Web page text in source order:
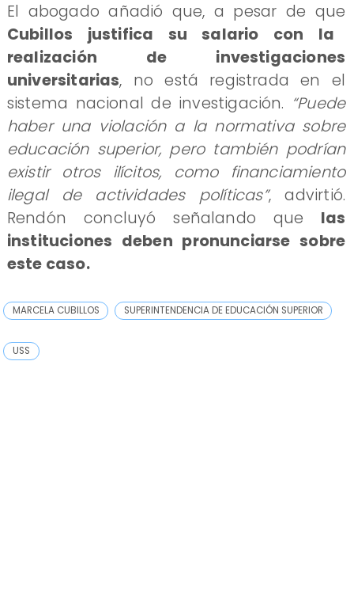
El abogado añadió que, a pesar de que
Cubillos justifica su salario con la
realización de investigaciones
universitarias, no está registrada en el
sistema nacional de investigación. “Puede
haber una violación a la normativa sobre
educación superior, pero también podrían
existir otros ilícitos, como financiamiento
ilegal de actividades políticas”, advirtió.
Rendón concluyó señalando que las
instituciones deben pronunciarse sobre
este caso.
MARCELA CUBILLOS SUPERINTENDENCIA DE EDUCACIÓN SUPERIOR
USS